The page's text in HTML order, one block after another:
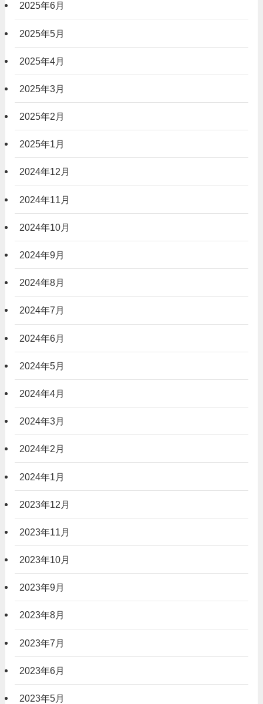
2025年6月
2025年5月
2025年4月
2025年3月
2025年2月
2025年1月
2024年12月
2024年11月
2024年10月
2024年9月
2024年8月
2024年7月
2024年6月
2024年5月
2024年4月
2024年3月
2024年2月
2024年1月
2023年12月
2023年11月
2023年10月
2023年9月
2023年8月
2023年7月
2023年6月
2023年5月